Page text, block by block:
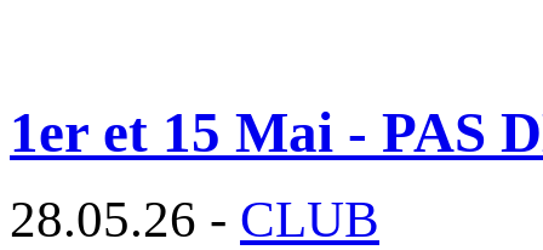
1er et 15 Mai - PAS
28.05.26 - CLUB